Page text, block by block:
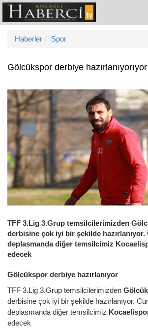
Haberler Spor
Gölcükspor derbiye hazırlanıyorıyor
TFF 3.Lig 3.Grup temsilcilerimizden
derbisine çok iyi bir şekilde hazırlanıyor.
deplasmanda diğer temsilcimiz
edecek
Gölcükspor derbiye hazırlanıyor
TFF 3.Lig 3.Grup temsilcilerimizden
derbisine çok iyi bir şekilde hazırlanıyor.
deplasmanda diğer temsilcimiz
edecek